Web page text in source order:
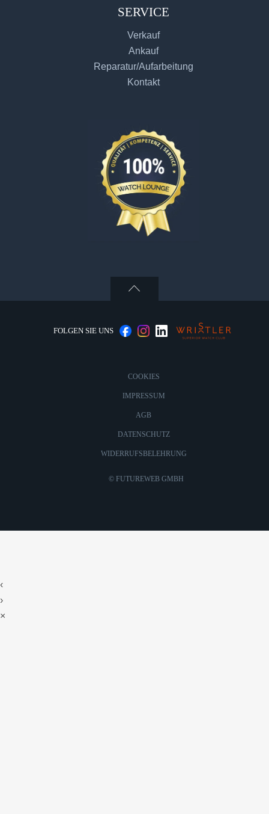
SERVICE
Verkauf
Ankauf
Reparatur/Aufarbeitung
Kontakt
FOLGEN SIE UNS
COOKIES
IMPRESSUM
AGB
DATENSCHUTZ
WIDERRUFSBELEHRUNG
© FUTUREWEB GMBH
‹
›
×